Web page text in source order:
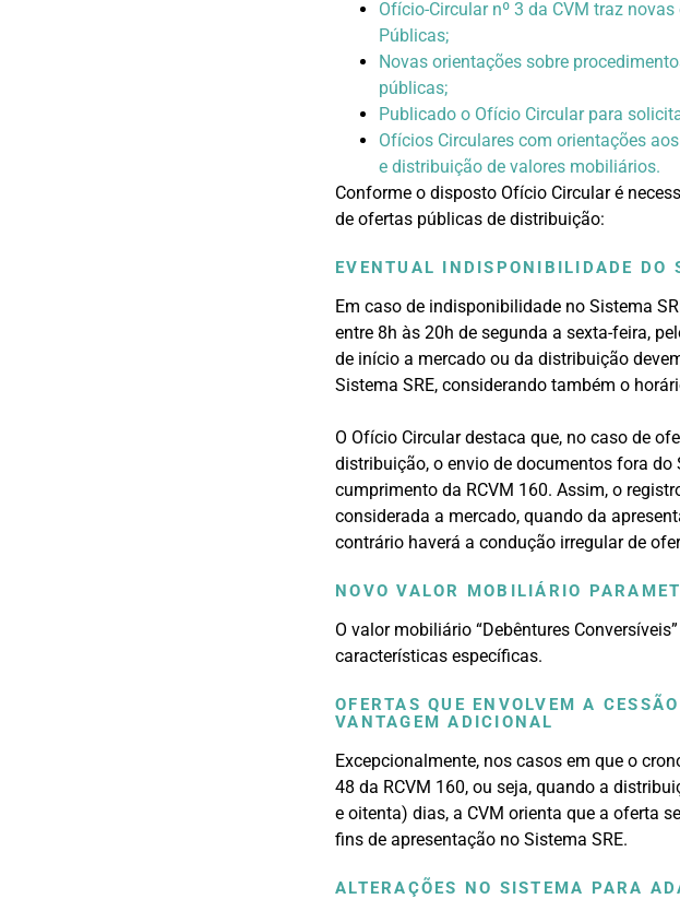
Ofício-Circular nº 3 da CVM traz
Públicas;
Novas orientações sobre
públicas;
Publicado o Ofício Circular para
Ofícios Circulares com orientações
e distribuição de valores mobiliários.
Conforme o disposto Ofício Circular é
de ofertas públicas de distribuição:
EVENTUAL INDISPONIBILIDADE DO
Em caso de indisponibilidade no Sistema
entre 8h às 20h de segunda a sexta-feira,
de início a mercado ou da distribuição
Sistema SRE, considerando também o
O Ofício Circular destaca que, no caso de
distribuição, o envio de documentos fora do
cumprimento da RCVM 160. Assim, o
considerada a mercado, quando da
contrário haverá a condução irregular de
NOVO VALOR MOBILIÁRIO
O valor mobiliário “Debêntures
características específicas.
OFERTAS QUE ENVOLVEM A
VANTAGEM ADICIONAL
Excepcionalmente, nos casos em que o
48 da RCVM 160, ou seja, quando a
e oitenta) dias, a CVM orienta que a oferta
fins de apresentação no Sistema SRE.
ALTERAÇÕES NO SISTEMA PARA